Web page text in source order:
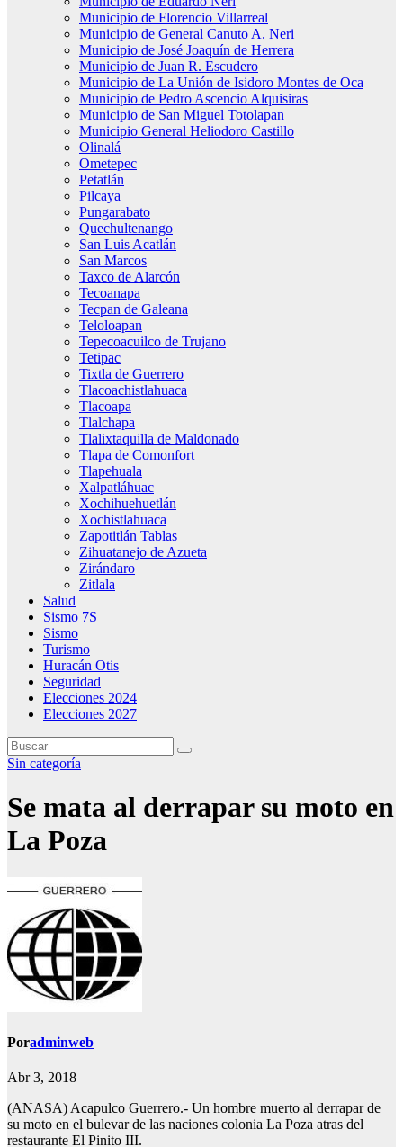
Municipio de Florencio Villarreal
Municipio de General Canuto A. Neri
Municipio de José Joaquín de Herrera
Municipio de Juan R. Escudero
Municipio de La Unión de Isidoro Montes de Oca
Municipio de Pedro Ascencio Alquisiras
Municipio de San Miguel Totolapan
Municipio General Heliodoro Castillo
Olinalá
Ometepec
Petatlán
Pilcaya
Pungarabato
Quechultenango
San Luis Acatlán
San Marcos
Taxco de Alarcón
Tecoanapa
Tecpan de Galeana
Teloloapan
Tepecoacuilco de Trujano
Tetipac
Tixtla de Guerrero
Tlacoachistlahuaca
Tlacoapa
Tlalchapa
Tlalixtaquilla de Maldonado
Tlapa de Comonfort
Tlapehuala
Xalpatláhuac
Xochihuehuetlán
Xochistlahuaca
Zapotitlán Tablas
Zihuatanejo de Azueta
Zirándaro
Zitlala
Salud
Sismo 7S
Sismo
Turismo
Huracán Otis
Seguridad
Elecciones 2024
Elecciones 2027
Sin categoría
Se mata al derrapar su moto en
La Poza
Poradminweb
Abr 3, 2018
(ANASA) Acapulco Guerrero.- Un hombre muerto al derrapar de
su moto en el bulevar de las naciones colonia La Poza atras del
restaurante El Pinito III.